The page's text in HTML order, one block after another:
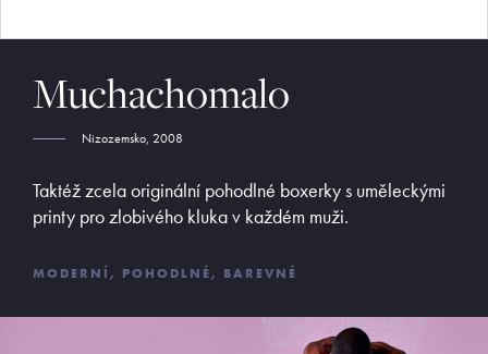
Muchachomalo
Nizozemsko, 2008
Taktéž zcela originální pohodlné boxerky s uměleckými
printy pro zlobivého kluka v každém muži.
MODERNÍ, POHODLNÉ, BAREVNÉ
E:
butler@mybutler.cz
ADRESA
Opletalova 9
E-SHOP
Platební podmínky